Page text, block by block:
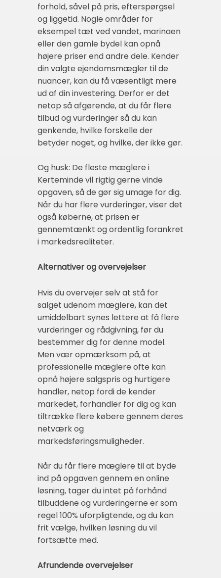
forhold, såvel på pris, efterspørgsel
og liggetid. Nogle områder for
eksempel tæt ved vandet, marinaen
eller den gamle bydel kan opnå
højere priser end andre dele. Kender
din valgte ejendomsmægler til de
nuancer, kan du få væsentligt mere
ud af din investering. Derfor er det
netop så afgørende, at du får flere
tilbud og vurderinger så du kan
genkende, hvilke forskelle der
betyder noget, og hvilke, der ikke gør.
Og husk: De fleste mæglere i
Kerteminde vil rigtig gerne vinde
opgaven, så de gør sig umage for dig.
Når du har flere vurderinger, viser det
også køberne, at prisen er
gennemtænkt og ordentlig forankret
i markedsrealiteter.
Alternativer og overvejelser
Hvis du overvejer selv at stå for
salget udenom mæglere, kan det
umiddelbart synes lettere at få flere
vurderinger og rådgivning, før du
bestemmer dig for denne model.
Men vær opmærksom på, at
professionelle mæglere ofte kan
opnå højere salgspris og hurtigere
handler, netop fordi de kender
markedet, forhandler for dig og kan
tiltrække flere købere gennem deres
netværk og
markedsføringsmuligheder.
Når du får flere mæglere til at byde
ind på opgaven gennem en online
løsning, tager du intet på forhånd
tilbuddene og vurderingerne er som
regel 100% uforpligtende, og du kan
frit vælge, hvilken løsning du vil
fortsætte med.
Afrundende overvejelser